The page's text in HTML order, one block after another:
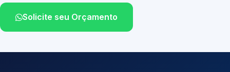
Solicite seu Orçamento